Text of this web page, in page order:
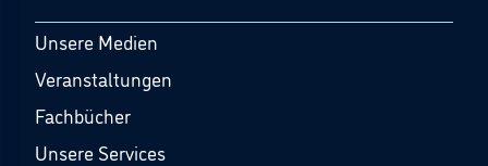
Unsere Medien
Veranstaltungen
Fachbücher
Unsere Services